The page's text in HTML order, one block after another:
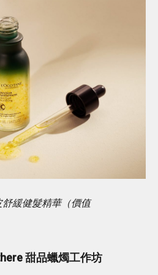
緩健髮精華（價值
甜品蠟燭工作坊